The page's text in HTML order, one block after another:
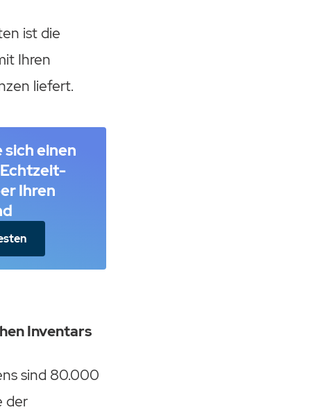
ist die
Ihren
liefert.
einen
Ihren
Inventars
sind 80.000
der